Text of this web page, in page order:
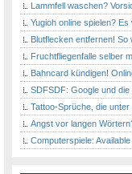
Lammfell waschen?
Yugioh online spielen?
Blutflecken entfernen! So
Fruchtfliegenfalle selber
Bahncard kündigen!
SDFSDF: Google und die
Tattoo-Sprüche, die unter
Angst vor langen
Computerspiele: